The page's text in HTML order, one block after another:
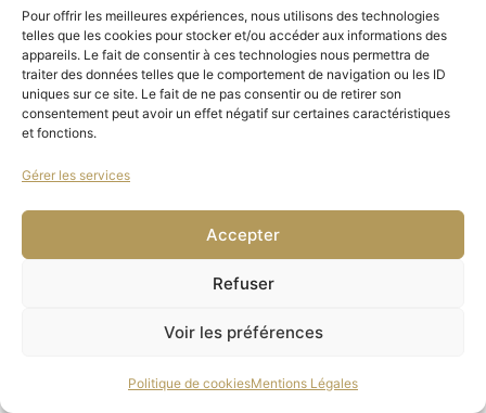
Pour offrir les meilleures expériences, nous utilisons des technologies
telles que les cookies pour stocker et/ou accéder aux informations des
appareils. Le fait de consentir à ces technologies nous permettra de
traiter des données telles que le comportement de navigation ou les ID
uniques sur ce site. Le fait de ne pas consentir ou de retirer son
consentement peut avoir un effet négatif sur certaines caractéristiques
et fonctions.
Gérer les services
Accepter
Refuser
Voir les préférences
Politique de cookiesMentions Légales
Prestataire indiquée à l’ARTICLE 1 des
présentes CGV.
Le Client est informé qu’il peut en tout état de
cause recourir à une médiation
conventionnelle, auprès des instances de
mode alternatif de règlement des différends
(conciliation, par exemple) en cas de
également recourir à la plateforme de
:https://webgate.ec.europa.eu/odr/main/index.